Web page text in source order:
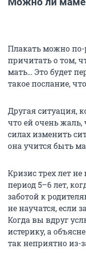
Плакать можно
причитать о том,
мать… Это будет
такое послание,
Другая ситуация,
что ей очень жаль,
силах изменить
она учится быть
Кризис трех лет
период 5–6 лет,
заботой к
не научатся, если
Когда вы вдруг
истерику, а
так неприятно из-